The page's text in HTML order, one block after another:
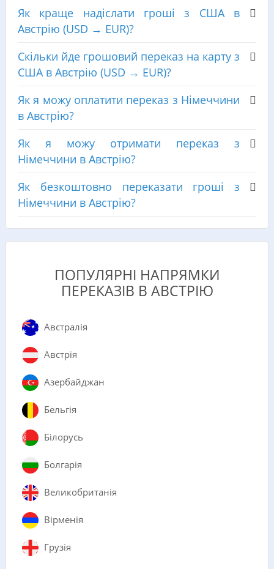
Як краще надіслати гроші з США в
Австрію (USD → EUR)?
Скільки йде грошовий переказ на карту з
США в Австрію (USD → EUR)?
Як я можу оплатити переказ з Німеччини
в Австрію?
Як я можу отримати переказ з
Німеччини в Австрію?
Як безкоштовно переказати гроші з
Німеччини в Австрію?
ПОПУЛЯРНІ НАПРЯМКИ
ПЕРЕКАЗІВ В АВСТРІЮ
Австралія
Австрія
Азербайджан
Бельгія
Білорусь
Болгарія
Великобританія
Вірменія
Грузія